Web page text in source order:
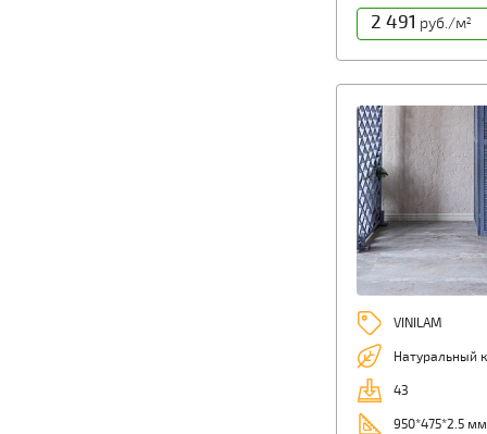
2 491 руб./м2
VINILAM
Натуральный
43
950*475*2.5 мм